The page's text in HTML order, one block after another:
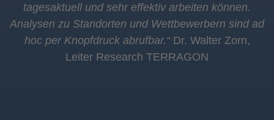
tagesaktuell und sehr effektiv arbeiten können.
Analysen zu Standorten und Wettbewerbern sind ad
hoc per Knopfdruck abrufbar.“ Dr. Walter Zorn,
Leiter Research TERRAGON